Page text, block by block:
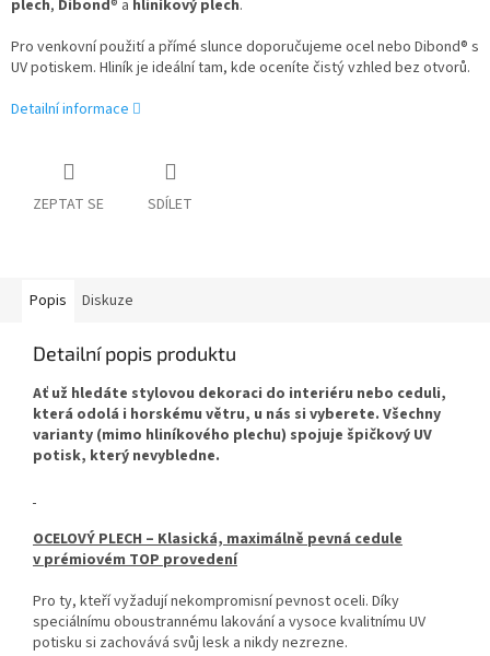
plech, Dibond® a hliníkový plech.
Pro venkovní použití a přímé slunce doporučujeme ocel nebo Dibond® s
UV potiskem. Hliník je ideální tam, kde oceníte čistý vzhled bez otvorů.
Detailní informace
ZEPTAT SE SDÍLET
Popis Diskuze
Detailní popis produktu
Ať už hledáte stylovou dekoraci do interiéru nebo ceduli,
která odolá i horskému větru, u nás si vyberete. Všechny
varianty (mimo hliníkového plechu) spojuje špičkový UV
potisk, který nevybledne.
OCELOVÝ PLECH – Klasická, maximálně pevná cedule
v prémiovém TOP provedení
Pro ty, kteří vyžadují nekompromisní pevnost oceli. Díky
speciálnímu oboustrannému lakování a vysoce kvalitnímu UV
potisku si zachovává svůj lesk a nikdy nezrezne.